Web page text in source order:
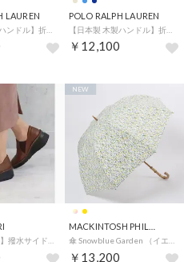
LAUREN POLO RALPH LAUREN
【日本製 木製ハンドル】折りたたみ雨傘 ストライプ ポロポニー ワンポイント （サックスブルー）
￥12,100
￥13,200
NEW